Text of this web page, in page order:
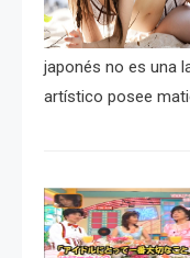
japonés no es una
artístico posee